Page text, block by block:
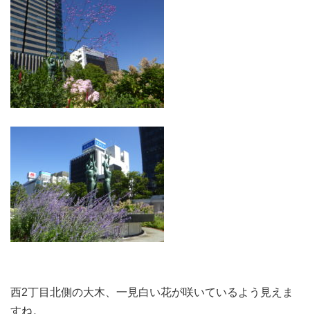
西2丁目北側の大木、一見白い花が咲いているよう見えま
すね。